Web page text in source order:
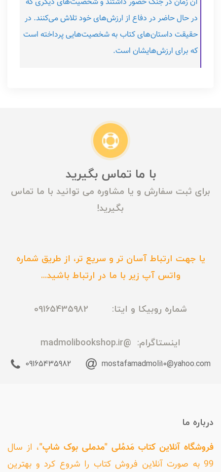
در حال حاضر در دفاع از ارزش‌های خود تلاش می‌کنند. در
حقیقت داستان‌های کتاب به شخصیت‌هایی پرداخته است
که برای ارزش‌هایشان است.
با ما تماس بگیرید
برای ثبت سفارش و یا مشاوره می توانید با ما تماس
بگیرید!
یا جهت ارتباط آسان تر و سریع تر، از طریق شماره
واتس آپ زیر با ما در ارتباط باشید...
شماره روبیکا و ایتا: 09165435982
اینستاگرام: @madmolibookshop.ir
mostafamadmoli10@yahoo.com
09165435982
درباره ما
فروشگاه آنلاین کتاب مَدمُلی "مدملی بوک شاپ"، از سال
99 به صورت آنلاین فروش کتاب را شروع کرد و بهترین